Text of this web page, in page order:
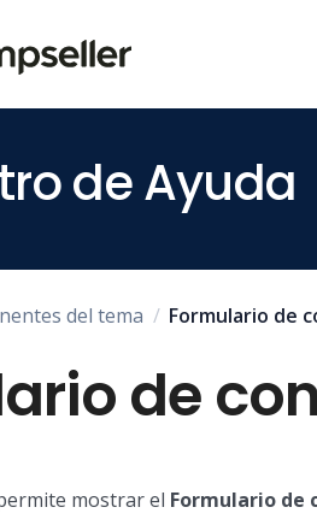
de Ayuda
del tema Formulario de
de
mostrar el Formulario de